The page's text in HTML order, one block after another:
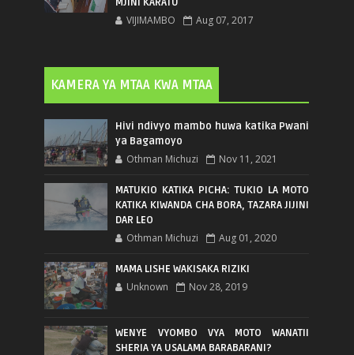
VIJIMAMBO Aug 07, 2017
KAMERA YA MTAA KWA MTAA
Hivi ndivyo mambo huwa katika Pwani
ya Bagamoyo
Othman Michuzi Nov 11, 2021
MATUKIO KATIKA PICHA: TUKIO LA MOTO
KATIKA KIWANDA CHA BORA, TAZARA JIJINI
DAR LEO
Othman Michuzi Aug 01, 2020
MAMA LISHE WAKISAKA RIZIKI
Unknown Nov 28, 2019
WENYE VYOMBO VYA MOTO WANATII
SHERIA YA USALAMA BARABARANI?